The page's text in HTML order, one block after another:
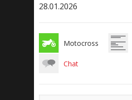
28.01.2026
Motocross
Chat